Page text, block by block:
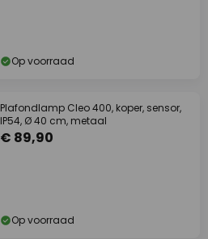
Op voorraad
Plafondlamp Cleo 400, koper, sensor,
IP54, Ø 40 cm, metaal
€ 89,90
Op voorraad